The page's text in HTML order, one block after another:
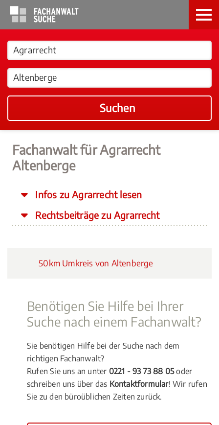
Suchen
Fachanwalt für Agrarrecht
Altenberge
Infos zu Agrarrecht lesen
Rechtsbeiträge zu Agrarrecht
50km Umkreis von Altenberge
Benötigen Sie Hilfe bei Ihrer
Suche nach einem Fachanwalt?
Sie benötigen Hilfe bei der Suche nach dem
richtigen Fachanwalt?
Rufen Sie uns an unter 0221 - 93 73 88 05oder
schreiben uns über das Kontaktformular! Wir rufen
Sie zu den büroüblichen Zeiten zurück.